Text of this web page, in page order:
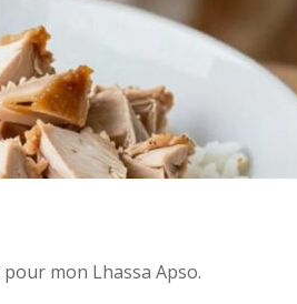
mon Lhassa Apso.